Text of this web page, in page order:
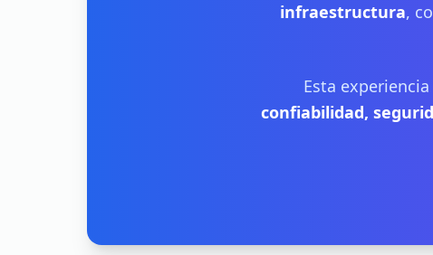
infraestructura,
Esta
confiabilidad,